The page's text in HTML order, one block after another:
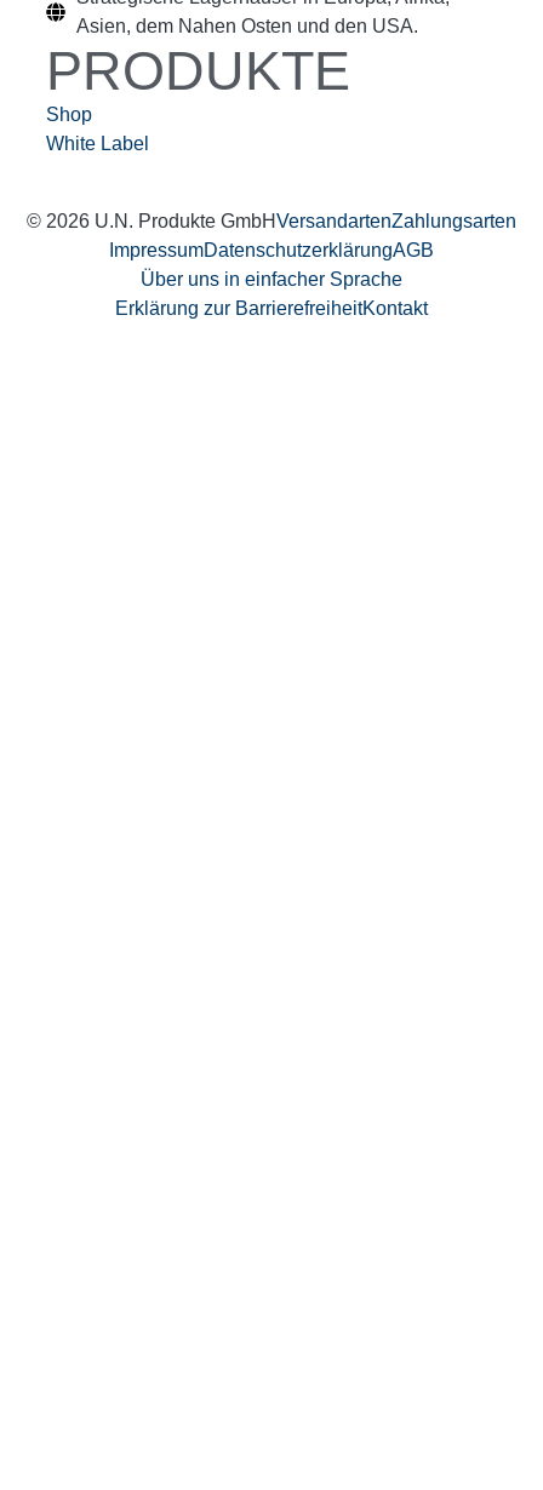
Asien, dem Nahen Osten und den USA.
PRODUKTE
Shop
White Label
© 2026 U.N. Produkte GmbHVersandartenZahlungsarten
ImpressumDatenschutzerklärungAGB
Über uns in einfacher Sprache
Erklärung zur BarrierefreiheitKontakt